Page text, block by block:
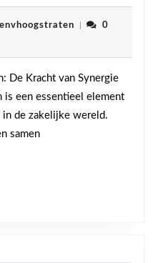
0
De Kracht van Synergie
is een essentieel element
de zakelijke wereld.
samen